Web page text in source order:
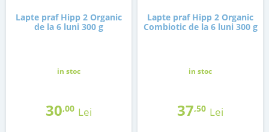
Lapte praf Hipp 2 Organic
de la 6 luni 300 g
in stoc
30,00 Lei
Lapte praf Hipp 2 Organic
Combiotic de la 6 luni 300 g
in stoc
37,50 Lei